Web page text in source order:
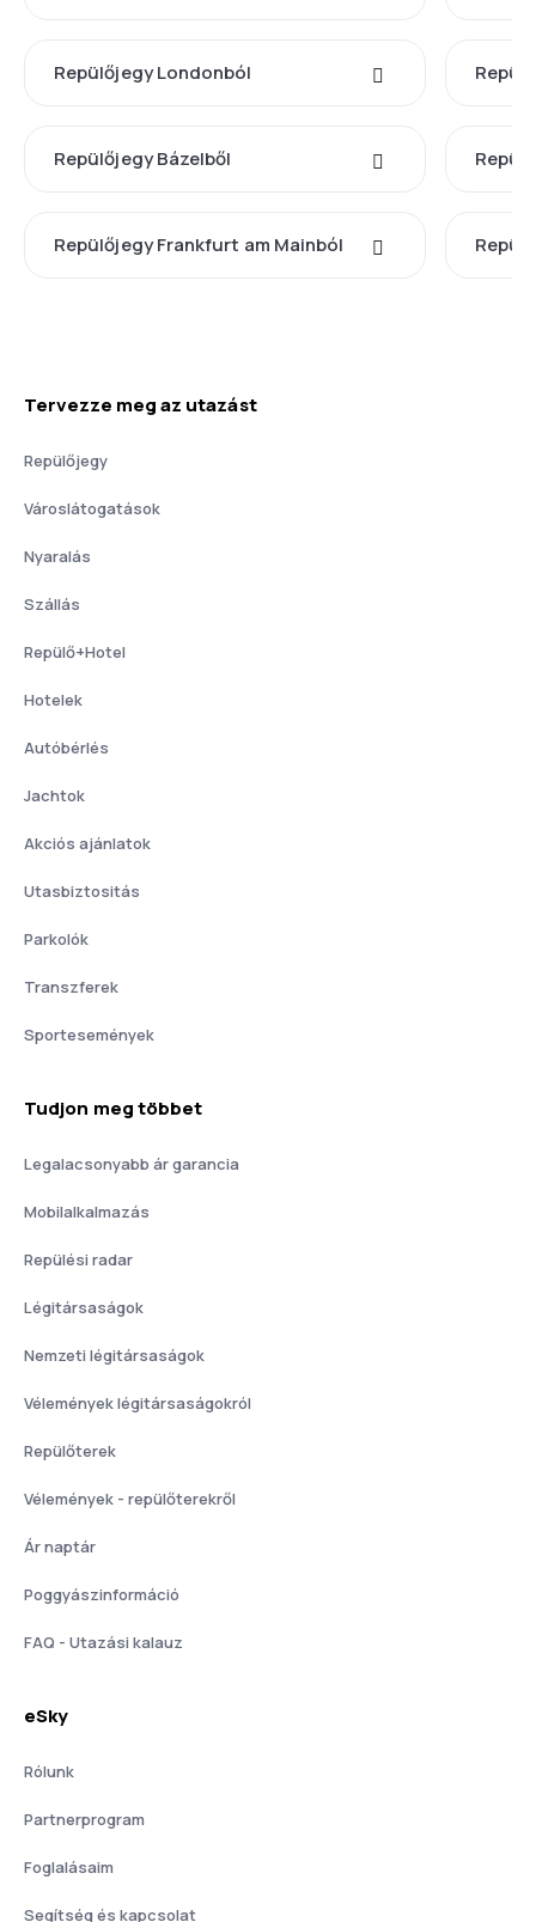
Repülőjegy Londonból
Repülőjegy Bázelből
Repülőjegy Frankfurt am Mainból
Tervezze meg az utazást
Repülőjegy
Városlátogatások
Nyaralás
Szállás
Repülő+Hotel
Hotelek
Autóbérlés
Jachtok
Akciós ajánlatok
Utasbiztositás
Parkolók
Transzferek
Sportesemények
Tudjon meg többet
Legalacsonyabb ár garancia
Mobilalkalmazás
Repülési radar
Légitársaságok
Nemzeti légitársaságok
Vélemények légitársaságokról
Repülőterek
Vélemények - repülőterekről
Ár naptár
Poggyászinformáció
FAQ - Utazási kalauz
eSky
Rólunk
Partnerprogram
Foglalásaim
Segítség és kapcsolat